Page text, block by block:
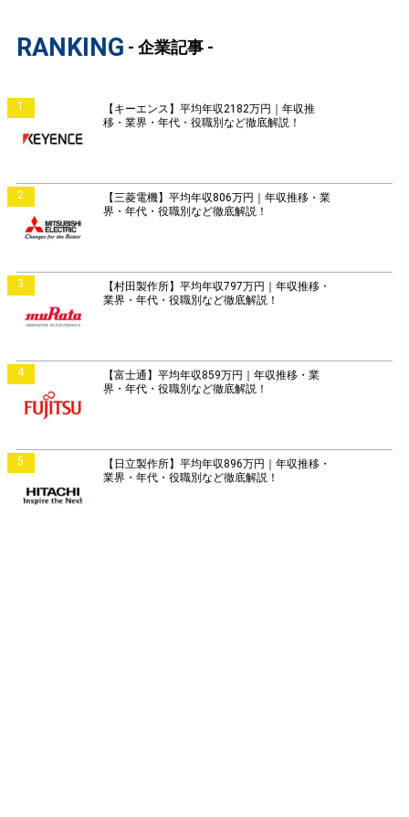
RANKING - 企業記事 -
1
【キーエンス】平均年収2182万円｜年収推
移・業界・年代・役職別など徹底解説！
2
【三菱電機】平均年収806万円｜年収推移・業
界・年代・役職別など徹底解説！
3
【村田製作所】平均年収797万円｜年収推移・
業界・年代・役職別など徹底解説！
4
【富士通】平均年収859万円｜年収推移・業
界・年代・役職別など徹底解説！
5
【日立製作所】平均年収896万円｜年収推移・
業界・年代・役職別など徹底解説！